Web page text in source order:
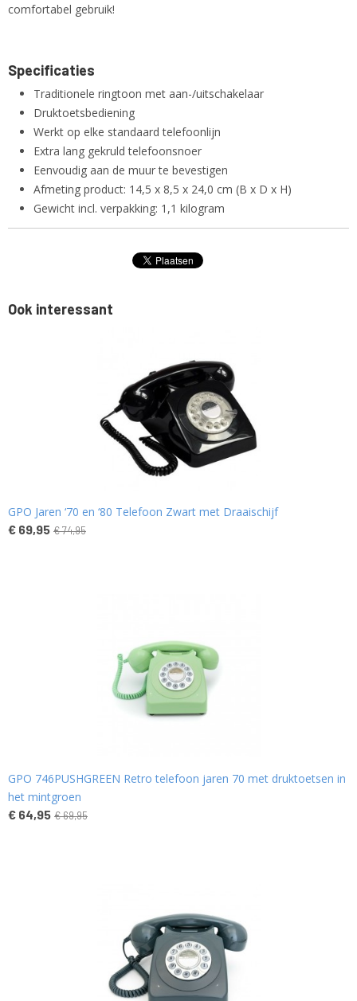
comfortabel gebruik!
Specificaties
Traditionele ringtoon met aan-/uitschakelaar
Druktoetsbediening
Werkt op elke standaard telefoonlijn
Extra lang gekruld telefoonsnoer
Eenvoudig aan de muur te bevestigen
Afmeting product: 14,5 x 8,5 x 24,0 cm (B x D x H)
Gewicht incl. verpakking: 1,1 kilogram
Ook interessant
GPO Jaren ‘70 en ‘80 Telefoon Zwart met Draaischijf
€ 69,95 € 74,95
GPO 746PUSHGREEN Retro telefoon jaren 70 met druktoetsen in
het mintgroen
€ 64,95 € 69,95